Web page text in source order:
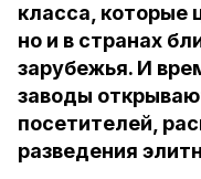
класса, которые
но и в странах
зарубежья. И
заводы
посетителей,
разведения